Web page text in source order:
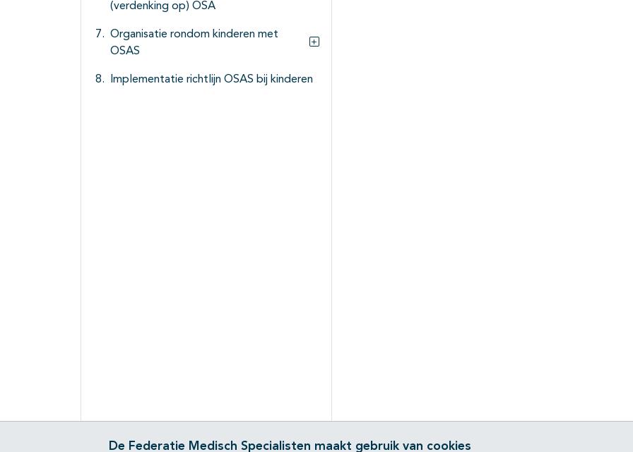
(verdenking op) OSA
Organisatie rondom kinderen met
OSAS
Implementatie richtlijn OSAS bij kinderen
De Federatie Medisch Specialisten maakt gebruik van cookies